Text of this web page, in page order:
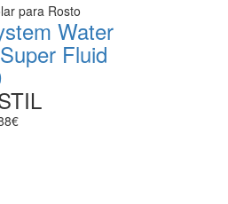
para Rosto
Water
Fluid